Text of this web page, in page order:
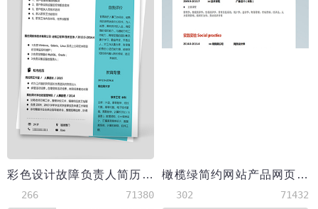
彩色设计故障负责人简历简历模板
266 71380
橄榄绿简约网站产品网页设计师简历
302 71432